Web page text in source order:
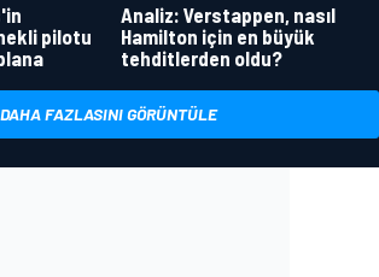
pilotu
Analiz: Verstappen, nasıl
Hamilton için en büyük
tehditlerden oldu?
DAHA FAZLASINI GÖRÜNTÜLE